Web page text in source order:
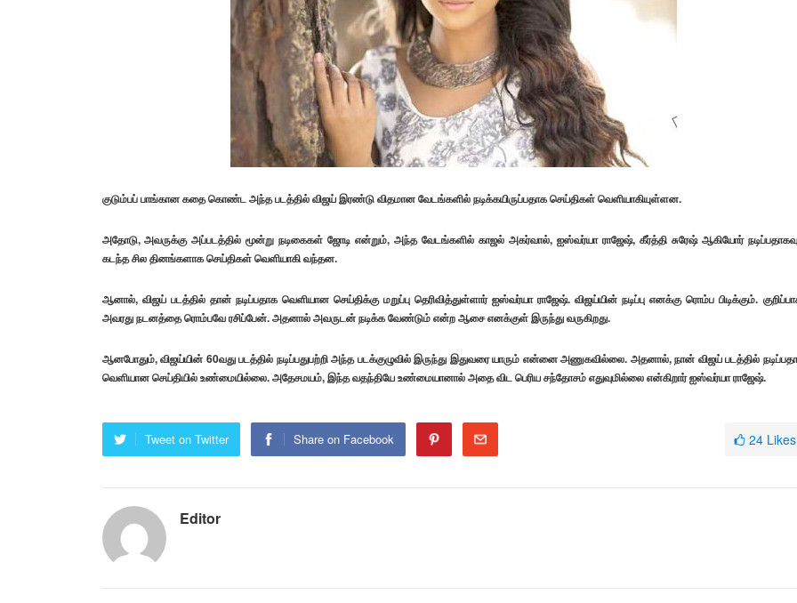
குடும்பப் பாங்கான கதை கொண்ட அந்த படத்தில் விஜய் இரண்டு விதமான வேடங்களில் நடிக்கயிருப்பதாக செய்திகள் வெளியாகியுள்ளன.
அதோடு, அவருக்கு அப்படத்தில் மூன்று நடிகைகள் ஜோடி என்றும், அந்த வேடங்களில் காஜல் அகர்வால், ஐஸ்வர்யா ராஜேஷ், கீர்த்தி சுரேஷ் ஆகியோர்
கடந்த சில தினங்களாக செய்திகள் வெளியாகி வந்தன.
ஆனால், விஜய் படத்தில் தான் நடிப்பதாக வெளியான செய்திக்கு மறுப்பு தெரிவித்துள்ளார் ஐஸ்வர்யா ராஜேஷ். விஜய்யின் நடிப்பு எனக்கு ரொம்ப பிடிக்கும்.
அவரது நடனத்தை ரொம்பவே ரசிப்பேன். அதனால் அவருடன் நடிக்க வேண்டும் என்ற ஆசை எனக்குள் இருந்து வருகிறது.
ஆனபோதும், விஜய்யின் 60வது படத்தில் நடிப்பதுபற்றி அந்த படக்குழுவில் இருந்து இதுவரை யாரும் என்னை அணுகவில்லை. அதனால், நான் விஜய் படத்தில்
வெளியான செய்தியில் உண்மையில்லை. அதேசமயம், இந்த வதந்தியே உண்மையானால் அதை விட பெரிய சந்தோசம் எதுவுமில்லை என்கிறார் ஐஸ்வர்யா ராஜேஷ்.
Tweet on Twitter Share on Facebook 24 Likes
Editor